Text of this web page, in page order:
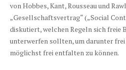
von Hobbes, Kant, Rousseau und
„Gesellschaftsvertrag“ („Social
diskutiert, welchen Regeln sich freie
unterwerfen sollten, um darunter
möglichst frei entfalten zu können.